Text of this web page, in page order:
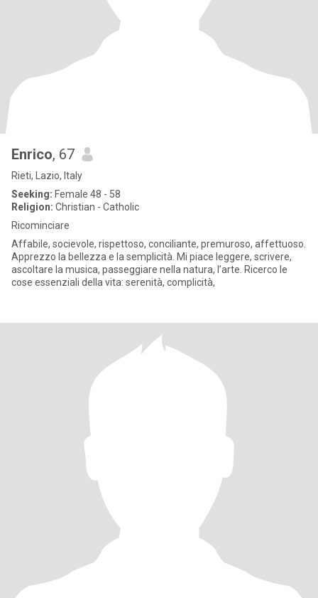
Enrico, 67
Rieti, Lazio, Italy
Seeking: Female 48 - 58
Religion: Christian - Catholic
Ricominciare
Affabile, socievole, rispettoso, conciliante, premuroso, affettuoso.
Apprezzo la bellezza e la semplicità. Mi piace leggere, scrivere,
ascoltare la musica, passeggiare nella natura, l’arte. Ricerco le
cose essenziali della vita: serenità, complicità,